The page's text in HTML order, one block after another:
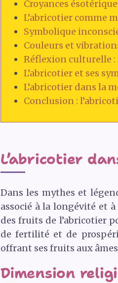
Croyances
L’abricotier comme
Symbolique
Couleurs et
Réflexion culturelle :
L’abricotier et ses
L’abricotier dans la
Conclusion :
L’abricotier
Dans les mythes et
associé à la longévité et
des fruits de l’abricotier
de fertilité et de
offrant ses fruits aux
Dimension